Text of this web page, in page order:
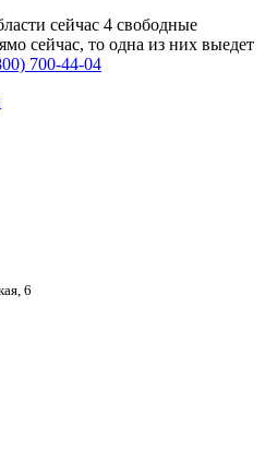
сейчас 4 свободные
сейчас, то одна из них выедет
700-44-04
6